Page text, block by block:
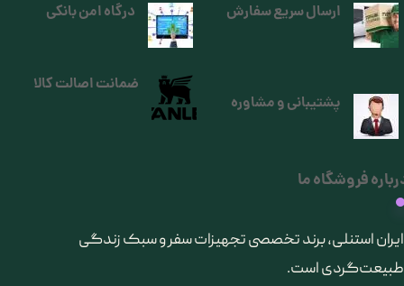
ارسال سریع سفارش
فروشگاه ما
​ایران استنلی، برند تخصصی تجهیزات سفر و سبک زندگی
طبیعت‌گردی است.
درگاه امن بانکی
پشتیبانی و مشاوره
ضمانت اصالت کالا